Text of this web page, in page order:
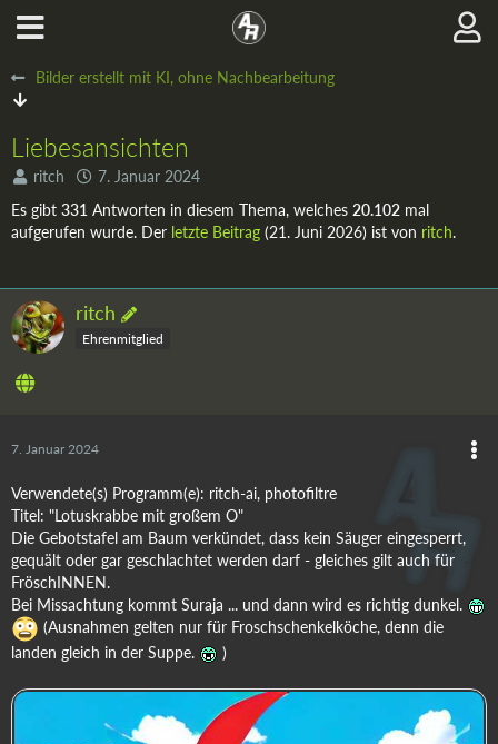
Bilder erstellt mit KI, ohne Nachbearbeitung
Liebesansichten
ritch
7. Januar 2024
Es gibt 331 Antworten in diesem Thema, welches 20.102 mal
aufgerufen wurde. Der letzte Beitrag (21. Juni 2026) ist von ritch.
ritch
Ehrenmitglied
7. Januar 2024
Verwendete(s) Programm(e): ritch-ai, photofiltre
Titel: "Lotuskrabbe mit großem O"
Die Gebotstafel am Baum verkündet, dass kein Säuger eingesperrt,
gequält oder gar geschlachtet werden darf - gleiches gilt auch für
FröschINNEN.
Bei Missachtung kommt Suraja ... und dann wird es richtig dunkel.
(Ausnahmen gelten nur für Froschschenkelköche, denn die
landen gleich in der Suppe.
)